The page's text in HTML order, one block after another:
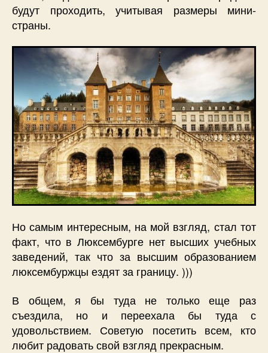
будут проходить, учитывая размеры мини-
страны.
Но самым интересным, на мой взгляд, стал тот
факт, что в Люксембурге нет высших учебных
заведений, так что за высшим образованием
люксембуржцы ездят за границу. )))
В общем, я бы туда не только еще раз
съездила, но и переехала бы туда с
удовольствием. Советую посетить всем, кто
любит радовать свой взгляд прекрасным.